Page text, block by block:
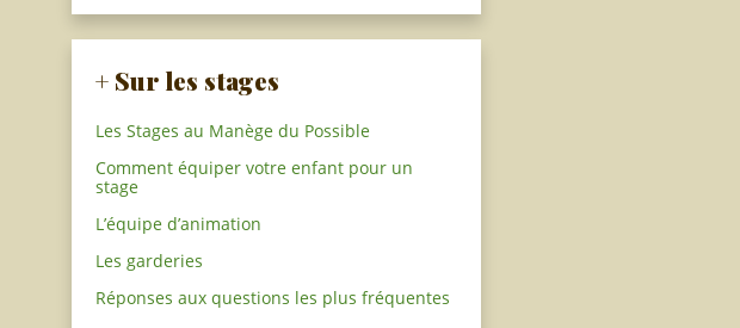
+ Sur les stages
Les Stages au Manège du Possible
Comment équiper votre enfant pour un
stage
L’équipe d’animation
Les garderies
Réponses aux questions les plus fréquentes